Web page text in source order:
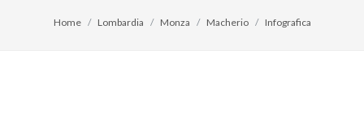
Home Lombardia Monza Macherio Infografica